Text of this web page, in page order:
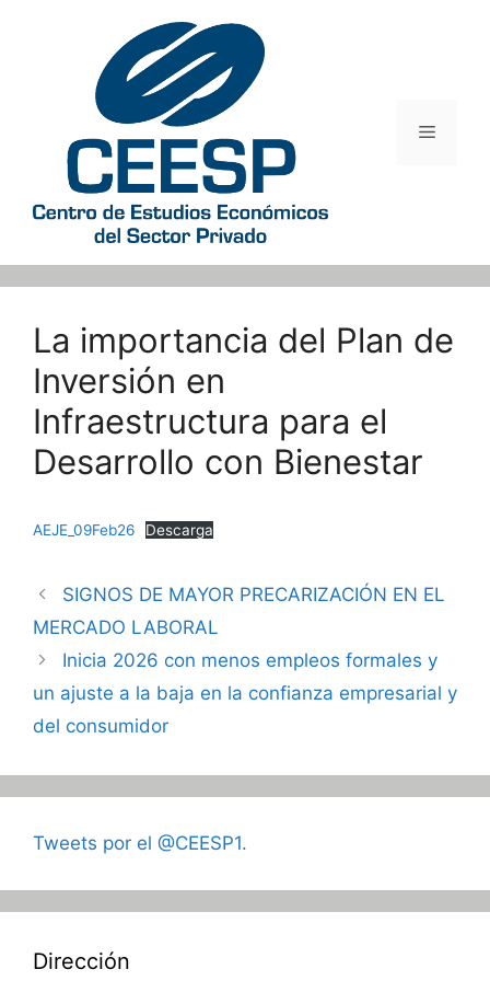
Menú
La importancia del Plan de
Inversión en
Infraestructura para el
Desarrollo con Bienestar
AEJE_09Feb26 Descarga
SIGNOS DE MAYOR PRECARIZACIÓN EN EL
MERCADO LABORAL
Inicia 2026 con menos empleos formales y
un ajuste a la baja en la confianza empresarial y
del consumidor
Tweets por el @CEESP1.
Dirección